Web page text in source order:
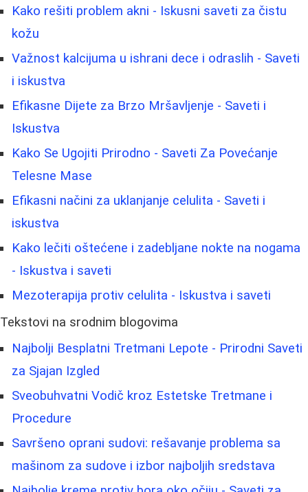
Kako rešiti problem akni - Iskusni saveti za čistu
kožu
Važnost kalcijuma u ishrani dece i odraslih - Saveti
i iskustva
Efikasne Dijete za Brzo Mršavljenje - Saveti i
Iskustva
Kako Se Ugojiti Prirodno - Saveti Za Povećanje
Telesne Mase
Efikasni načini za uklanjanje celulita - Saveti i
iskustva
Kako lečiti oštećene i zadebljane nokte na nogama
- Iskustva i saveti
Mezoterapija protiv celulita - Iskustva i saveti
Tekstovi na srodnim blogovima
Najbolji Besplatni Tretmani Lepote - Prirodni Saveti
za Sjajan Izgled
Sveobuhvatni Vodič kroz Estetske Tretmane i
Procedure
Savršeno oprani sudovi: rešavanje problema sa
mašinom za sudove i izbor najboljih sredstava